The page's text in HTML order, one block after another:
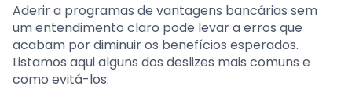
Aderir a programas de vantagens bancárias sem
um entendimento claro pode levar a erros que
acabam por diminuir os benefícios esperados.
Listamos aqui alguns dos deslizes mais comuns e
como evitá-los: